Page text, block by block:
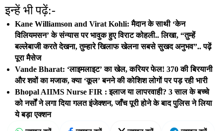
इन्हें भी पढ़ें:-
Kane Williamson and Virat Kohli: मैदान के साथी ‘केन
विलियमसन’ के संन्यास पर भावुक हुए विराट कोहली.. लिखा, “तुम्हें
बल्लेबाजी करते देखना, तुम्हारे खिलाफ खेलना सबसे सुखद अनुभव”.. पढ़ें
पूरा मैसेज
Vande Bharat: ‘लाइमलाइट’ का खेल, करियर फेल! 370 की बिरयानी
और शवों का मजाक, क्या ‘कूल’ बनने की कोशिश लोगों पर पड़ रही भारी
Bhopal AIIMS Nurse FIR : इलाज या लापरवाही? 3 साल के बच्चे
को नर्सों ने लगा दिया गलत इंजेक्शन, जाँच पूरी होने के बाद पुलिस ने लिया
ये बड़ा एक्शन